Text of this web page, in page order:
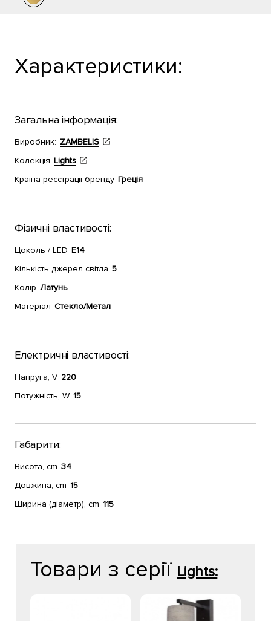
Характеристики:
Загальна інформація:
Виробник: ZAMBELIS
Колекція Lights
Країна реєстрації бренду Греція
Фізичні властивості:
Цоколь / LED E14
Кількість джерел світла 5
Колір Латунь
Матеріал Стекло/Метал
Електричні властивості:
Напруга, V 220
Потужність, W 15
Габарити:
Висота, cm 34
Довжина, cm 15
Ширина (діаметр), cm 115
Товари з серії Lights: